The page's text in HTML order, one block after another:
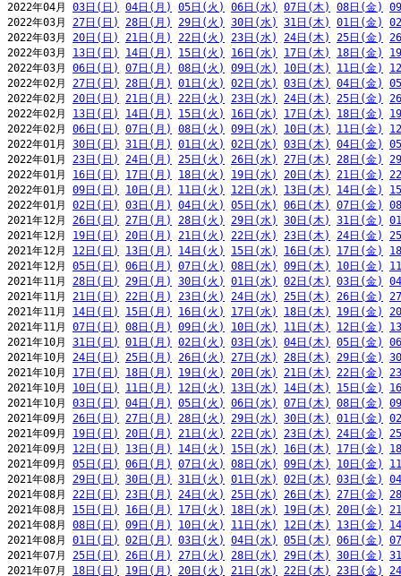
2022年04月 03日(日) 04日(月) 05日(火) 06日(水) 07日(木) 08日(金)
2022年03月 27日(日) 28日(月) 29日(火) 30日(水) 31日(木) 01日(金)
2022年03月 20日(日) 21日(月) 22日(火) 23日(水) 24日(木) 25日(金)
2022年03月 13日(日) 14日(月) 15日(火) 16日(水) 17日(木) 18日(金)
2022年03月 06日(日) 07日(月) 08日(火) 09日(水) 10日(木) 11日(金)
2022年02月 27日(日) 28日(月) 01日(火) 02日(水) 03日(木) 04日(金)
2022年02月 20日(日) 21日(月) 22日(火) 23日(水) 24日(木) 25日(金)
2022年02月 13日(日) 14日(月) 15日(火) 16日(水) 17日(木) 18日(金)
2022年02月 06日(日) 07日(月) 08日(火) 09日(水) 10日(木) 11日(金)
2022年01月 30日(日) 31日(月) 01日(火) 02日(水) 03日(木) 04日(金)
2022年01月 23日(日) 24日(月) 25日(火) 26日(水) 27日(木) 28日(金)
2022年01月 16日(日) 17日(月) 18日(火) 19日(水) 20日(木) 21日(金)
2022年01月 09日(日) 10日(月) 11日(火) 12日(水) 13日(木) 14日(金)
2022年01月 02日(日) 03日(月) 04日(火) 05日(水) 06日(木) 07日(金)
2021年12月 26日(日) 27日(月) 28日(火) 29日(水) 30日(木) 31日(金)
2021年12月 19日(日) 20日(月) 21日(火) 22日(水) 23日(木) 24日(金)
2021年12月 12日(日) 13日(月) 14日(火) 15日(水) 16日(木) 17日(金)
2021年12月 05日(日) 06日(月) 07日(火) 08日(水) 09日(木) 10日(金)
2021年11月 28日(日) 29日(月) 30日(火) 01日(水) 02日(木) 03日(金)
2021年11月 21日(日) 22日(月) 23日(火) 24日(水) 25日(木) 26日(金)
2021年11月 14日(日) 15日(月) 16日(火) 17日(水) 18日(木) 19日(金)
2021年11月 07日(日) 08日(月) 09日(火) 10日(水) 11日(木) 12日(金)
2021年10月 31日(日) 01日(月) 02日(火) 03日(水) 04日(木) 05日(金)
2021年10月 24日(日) 25日(月) 26日(火) 27日(水) 28日(木) 29日(金)
2021年10月 17日(日) 18日(月) 19日(火) 20日(水) 21日(木) 22日(金)
2021年10月 10日(日) 11日(月) 12日(火) 13日(水) 14日(木) 15日(金)
2021年10月 03日(日) 04日(月) 05日(火) 06日(水) 07日(木) 08日(金)
2021年09月 26日(日) 27日(月) 28日(火) 29日(水) 30日(木) 01日(金)
2021年09月 19日(日) 20日(月) 21日(火) 22日(水) 23日(木) 24日(金)
2021年09月 12日(日) 13日(月) 14日(火) 15日(水) 16日(木) 17日(金)
2021年09月 05日(日) 06日(月) 07日(火) 08日(水) 09日(木) 10日(金)
2021年08月 29日(日) 30日(月) 31日(火) 01日(水) 02日(木) 03日(金)
2021年08月 22日(日) 23日(月) 24日(火) 25日(水) 26日(木) 27日(金)
2021年08月 15日(日) 16日(月) 17日(火) 18日(水) 19日(木) 20日(金)
2021年08月 08日(日) 09日(月) 10日(火) 11日(水) 12日(木) 13日(金)
2021年08月 01日(日) 02日(月) 03日(火) 04日(水) 05日(木) 06日(金)
2021年07月 25日(日) 26日(月) 27日(火) 28日(水) 29日(木) 30日(金)
2021年07月 18日(日) 19日(月) 20日(火) 21日(水) 22日(木) 23日(金)